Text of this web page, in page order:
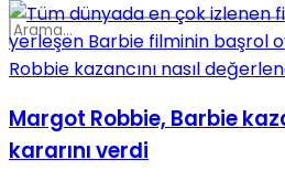
Margot Robbie, Barbie
kararını verdi